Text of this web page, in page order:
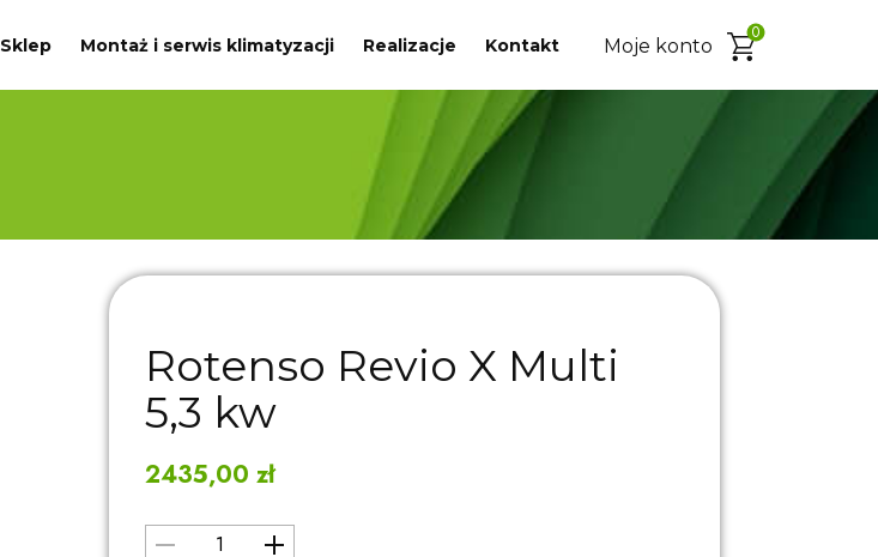
0
Moje konto
Sklep Montaż i serwis klimatyzacji Realizacje Kontakt
Rotenso Revio X Multi
5,3 kw
2435,00 zł